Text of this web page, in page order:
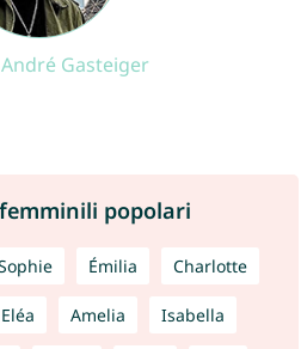
André Gasteiger
popolari
Émilia Charlotte
Eléa Amelia Isabella